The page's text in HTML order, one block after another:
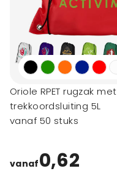
Oriole RPET rugzak met
trekkoordsluiting 5L
vanaf 50 stuks
vanaf0,62